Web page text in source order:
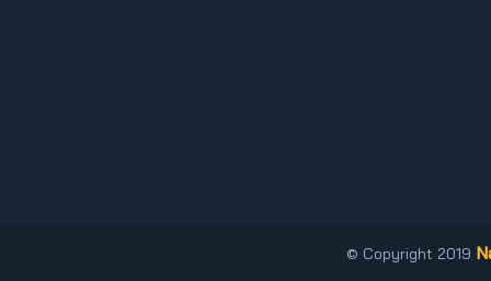
© Copyright 2019